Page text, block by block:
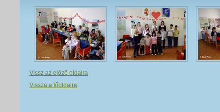
Vissz az előző oldalra
Vissza a főoldalra